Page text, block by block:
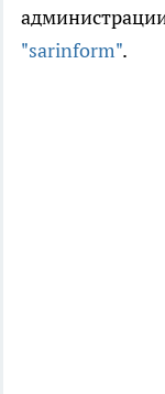
"sarinform".